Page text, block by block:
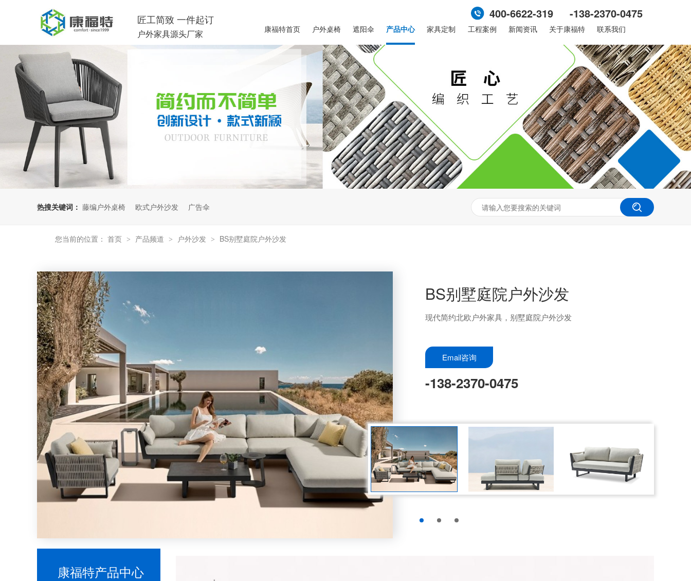
匠工简致 一件起订
户外家具源头厂家
400-6622-319 -138-2370-0475
康福特首页 户外桌椅 遮阳伞 产品中心 家具定制 工程案例 新闻资讯 关于康福特 联系我们
热搜关键词： 藤编户外桌椅 欧式户外沙发 广告伞
您当前的位置： 首页 > 产品频道 > 户外沙发 > BS别墅庭院户外沙发
BS别墅庭院户外沙发
现代简约北欧户外家具，别墅庭院户外沙发
Email咨询
-138-2370-0475
康福特产品中心
别墅露台户外家具避坑指南！经验总结出的宝藏攻略